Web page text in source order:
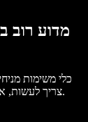
מדוע רוב
כלי משימות
צריך לעשות, איך ולמה. בפועל, רוב עבודת הידע מתחילה באי ודאות.